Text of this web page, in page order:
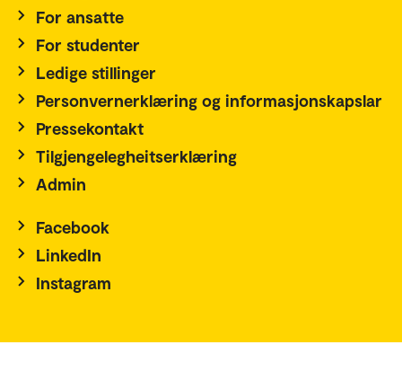
For ansatte
For studenter
Ledige stillinger
Personvernerklæring og informasjonskapslar
Pressekontakt
Tilgjengelegheitserklæring
Admin
Facebook
LinkedIn
Instagram